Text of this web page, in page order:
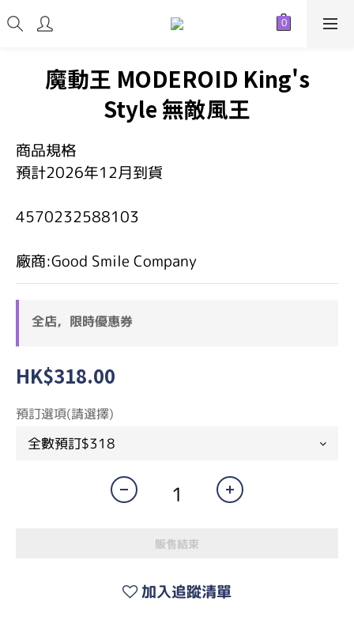
魔動王 MODEROID King's
Style 無敵風王
商品規格
預計2026年12月到貨
4570232588103
廠商:Good Smile Company
全店，限時優惠券
HK$318.00
預訂選項(請選擇)
販售結束
加入追蹤清單